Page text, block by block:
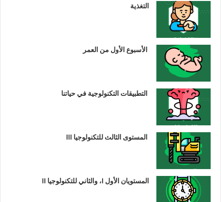
التغذية
الأسبوع الأول من العمر
التطبيقات التكنولوجية في حياتنا
المستوى الثالث للتكنولوجيا III
المستويان الأول I، والثاني للتكنولوجيا II